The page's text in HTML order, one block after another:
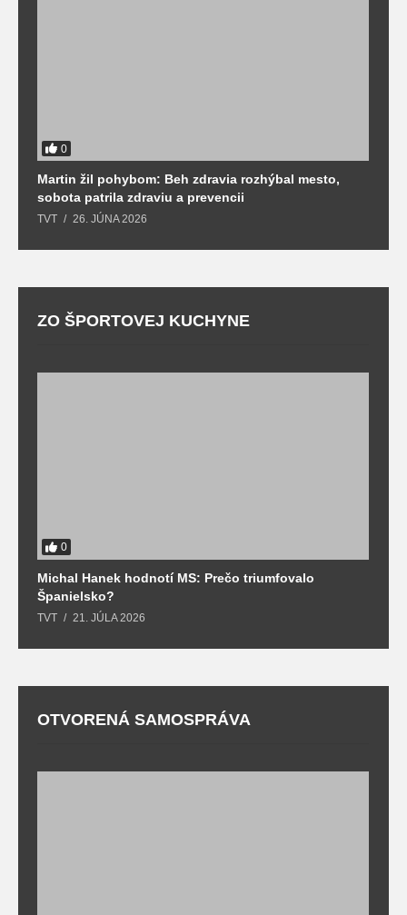
0
Martin žil pohybom: Beh zdravia rozhýbal mesto,
sobota patrila zdraviu a prevencii
TVT 26. JÚNA 2026
ZO ŠPORTOVEJ KUCHYNE
0
Michal Hanek hodnotí MS: Prečo triumfovalo
Španielsko?
TVT 21. JÚLA 2026
OTVORENÁ SAMOSPRÁVA